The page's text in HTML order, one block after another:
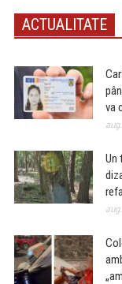
ACTUALITATE
va
Un